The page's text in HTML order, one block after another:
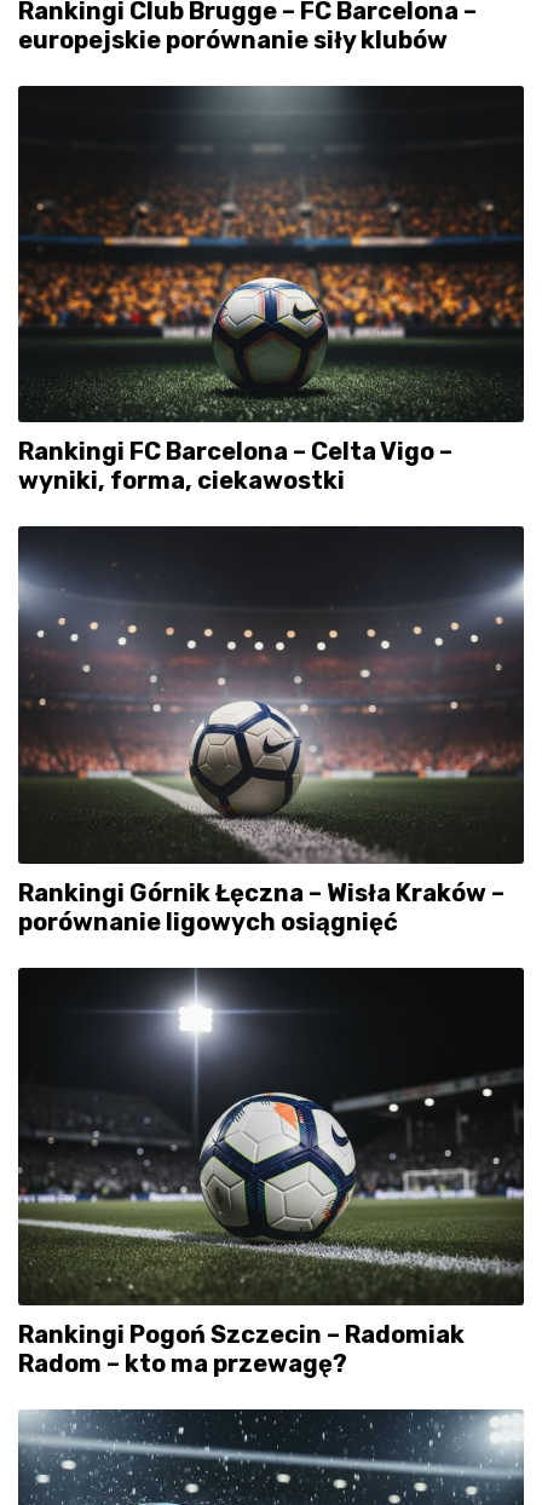
Rankingi Club Brugge – FC Barcelona –
europejskie porównanie siły klubów
Rankingi FC Barcelona – Celta Vigo –
wyniki, forma, ciekawostki
Rankingi Górnik Łęczna – Wisła Kraków –
porównanie ligowych osiągnięć
Rankingi Pogoń Szczecin – Radomiak
Radom – kto ma przewagę?